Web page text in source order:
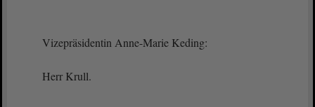
Vizepräsidentin Anne-Marie Keding:
Herr Krull.